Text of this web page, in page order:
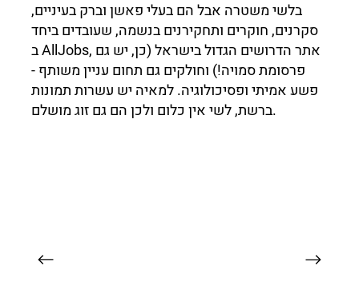
בלשי משטרה אבל הם בעלי פאשן וברק בעיניים,
סקרנים, חוקרים ותחקירנים בנשמה, שעובדים ביחד
ב AllJobs, אתר הדרושים הגדול בישראל (כן, יש גם
פרסומת סמויה!) וחולקים גם תחום עניין משותף -
פשע אמיתי ופסיכולוגיה. למאיה יש עשרות תמונות
ברשת, לשי אין כלום ולכן הם גם זוג מושלם.